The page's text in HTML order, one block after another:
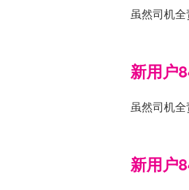
虽然司机
新用户
虽然司机
新用户